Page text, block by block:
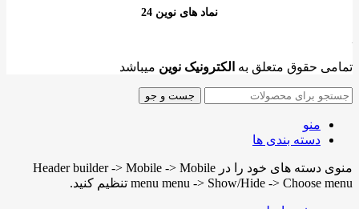
نماد های نوین 24
تمامی حقوق متعلق به الکترونیک نوین میباشد
جست و جو
منو
دسته بندی ها
منوی دسته های خود را در Header builder -> Mobile -> Mobile
menu menu -> Show/Hide -> Choose menu تنظیم کنید.